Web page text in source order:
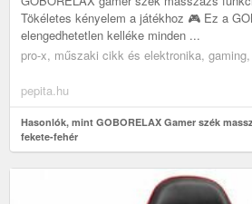
Tökéletes kényelem a játékhoz 🎮 Ez a
elengedhetetlen kelléke minden ...
pro-x, műszaki cikk és elektronika,
pepita.hu
Hasonlók, mint GOBORELAX Gamer szék
fekete-fehér